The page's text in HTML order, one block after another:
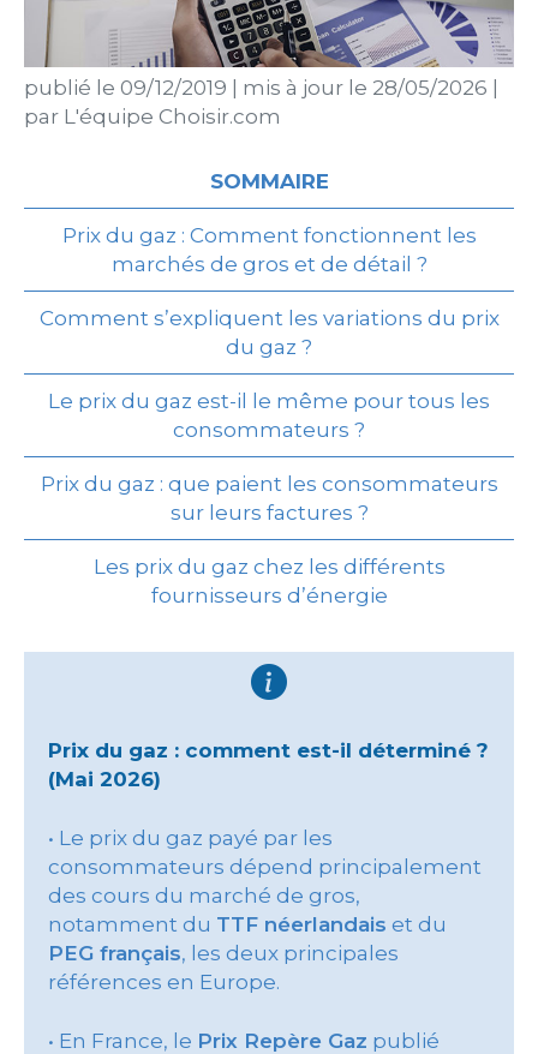
publié le 09/12/2019 mis à jour le 28/05/2026
par L'équipe Choisir.com
SOMMAIRE
Prix du gaz : Comment fonctionnent les
marchés de gros et de détail ?
Comment s’expliquent les variations du prix
du gaz ?
Le prix du gaz est-il le même pour tous les
consommateurs ?
Prix du gaz : que paient les consommateurs
sur leurs factures ?
Les prix du gaz chez les différents
fournisseurs d’énergie
Prix du gaz : comment est-il déterminé ?
(Mai 2026)
• Le prix du gaz payé par les
consommateurs dépend principalement
des cours du marché de gros,
notamment du TTF néerlandais et du
PEG français, les deux principales
références en Europe.
• En France, le Prix Repère Gaz publié